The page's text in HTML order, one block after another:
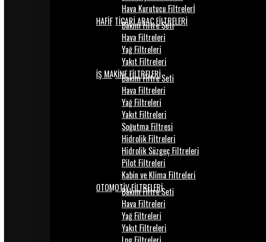
Hava Kurutucu Filtrelerİ
HAFİF TİCARİ ARAÇ FİLTRELERİ
Bakım Filtre Seti
Hava Filtreleri
Yağ Filtreleri
Yakıt Filtreleri
İŞ MAKİNE FİLTRELERİ
Bakım Filtre Seti
Hava Filtreleri
Yağ Filtreleri
Yakıt Filtreleri
Soğutma Filtresi
Hidrolik Filtreleri
Hidrolik Süzgeç Filtreleri
Pilot Filtreleri
Kabin ve Klima Filtreleri
OTOMOTİV FİLTRELERİ
Bakım Filtre Seti
Hava Filtreleri
Yağ Filtreleri
Yakıt Filtreleri